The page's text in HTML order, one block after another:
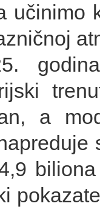
učinimo
a